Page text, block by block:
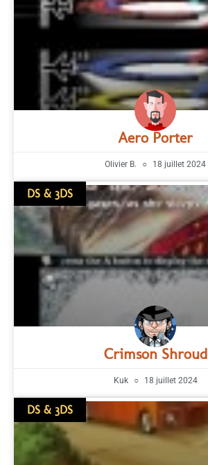
Aero Porter
Olivier B. 18 juillet 2024
DS & 3DS
Crimson Shroud
Kuk 18 juillet 2024
DS & 3DS